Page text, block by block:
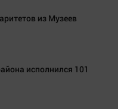
из Музеев
исполнился 101